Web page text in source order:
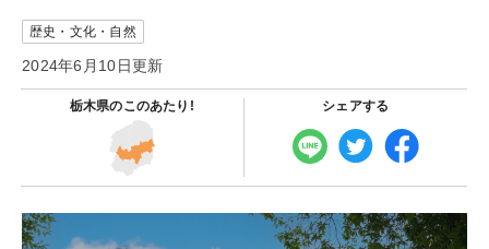
歴史・文化・自然
2024年6月10日更新
栃木県のこのあたり! シェアする